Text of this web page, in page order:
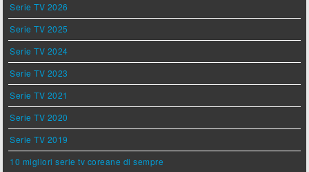
Serie TV 2026
Serie TV 2025
Serie TV 2024
Serie TV 2023
Serie TV 2021
Serie TV 2020
Serie TV 2019
10 migliori serie tv coreane di sempre